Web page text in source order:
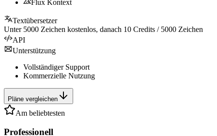
Flux Kontext
Textübersetzer
Unter 5000 Zeichen kostenlos, danach 10 Credits / 5000 Zeichen
API
Unterstützung
Vollständiger Support
Kommerzielle Nutzung
Pläne vergleichen
Am beliebtesten
Professionell